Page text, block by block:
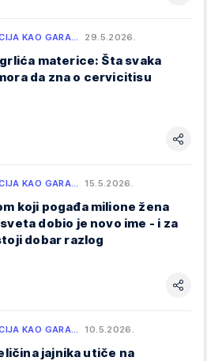
KAO GARA… 29.5.2026.
materice: Šta svaka
da zna o cervicitisu
KAO GARA… 15.5.2026.
koji pogađa milione žena
dobio je novo ime - i za
dobar razlog
KAO GARA… 10.5.2026.
jajnika utiče na